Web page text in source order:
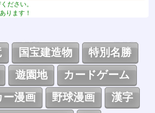
ださい。
ります！
国宝建造物
特別名勝
遊園地
カードゲーム
ー漫画 野球漫画
漢字